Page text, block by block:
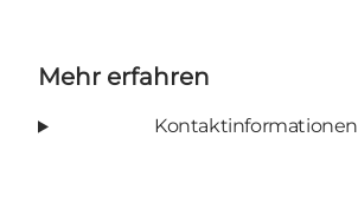
Mehr erfahren
Kontaktinformationen